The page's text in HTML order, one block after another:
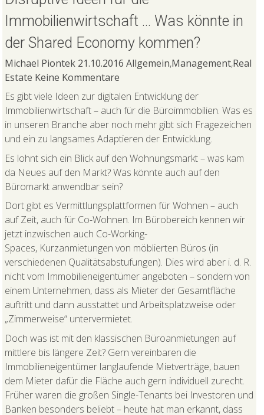
Immobilienwirtschaft … Was könnte in
der Shared Economy kommen?
Michael Piontek 21.10.2016 Allgemein,Management,Real
Estate Keine Kommentare
Es gibt viele Ideen zur digitalen Entwicklung der
Immobilienwirtschaft – auch für die Büroimmobilien. Was es
in unseren Branche aber noch mehr gibt sich Fragezeichen
und ein zu langsames Adaptieren der Entwicklung.
Es lohnt sich ein Blick auf den Wohnungsmarkt – was kam
da Neues auf den Markt? Was könnte auch auf den
Büromarkt anwendbar sein?
Dort gibt es Vermittlungsplattformen für Wohnen – auch
auf Zeit, auch für Co-Wohnen. Im Bürobereich kennen wir
jetzt inzwischen auch Co-Working-
Spaces, Kurzanmietungen von möblierten Büros (in
verschiedenen Qualitätsabstufungen). Dies wird aber i. d. R.
nicht vom Immobilieneigentümer angeboten – sondern von
einem Unternehmen, dass als Mieter der Gesamtfläche
auftritt und dann ausstattet und Arbeitsplatzweise oder
„Zimmerweise“ untervermietet.
Doch was ist mit den klassischen Büroanmietungen auf
mittlere bis längere Zeit? Gern vereinbaren die
Immobilieneigentümer langlaufende Mietverträge, bauen
dem Mieter dafür die Fläche auch gern individuell zurecht.
Früher waren die großen Single-Tenants bei Investoren und
Banken besonders beliebt – heute hat man erkannt, dass